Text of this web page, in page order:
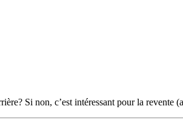
Si non, c’est intéressant pour la revente